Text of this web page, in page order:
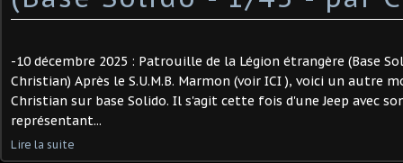
-10 décembre 2025 : Patrouille de la Légion étrangère (Base
Christian) Après le S.U.M.B. Marmon (voir ICI ), voici un autre
Christian sur base Solido. Il s'agit cette fois d'une Jeep avec
représentant...
Lire la suite